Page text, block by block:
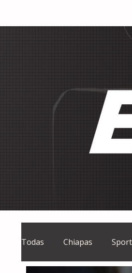
Todas Chiapas